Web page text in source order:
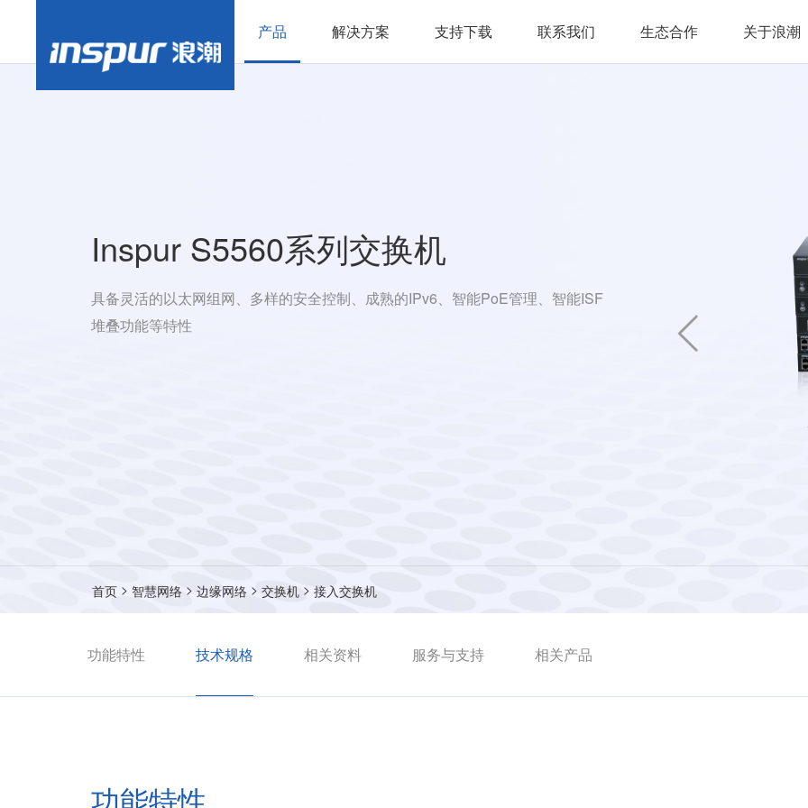
产品 解决方案 支持下载 联系我们 生态合作 关于浪潮
Inspur S5560系列交换机
具备灵活的以太网组网、多样的安全控制、成熟的IPv6、智能PoE管理、智能ISF
堆叠功能等特性
首页> 智慧网络> 边缘网络> 交换机 > 接入交换机
功能特性 技术规格 相关资料 服务与支持 相关产品
功能特性